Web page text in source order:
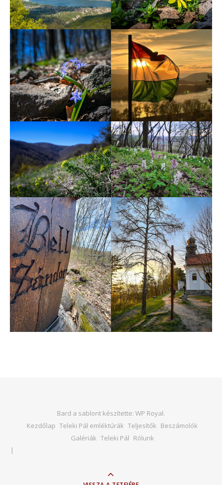
Bard a sablont készítette: WP Royal.
Kezdőlap Teleki Pál emléktúrák Teljesítők Beszámolók
Galériák Teleki Pál Rólunk